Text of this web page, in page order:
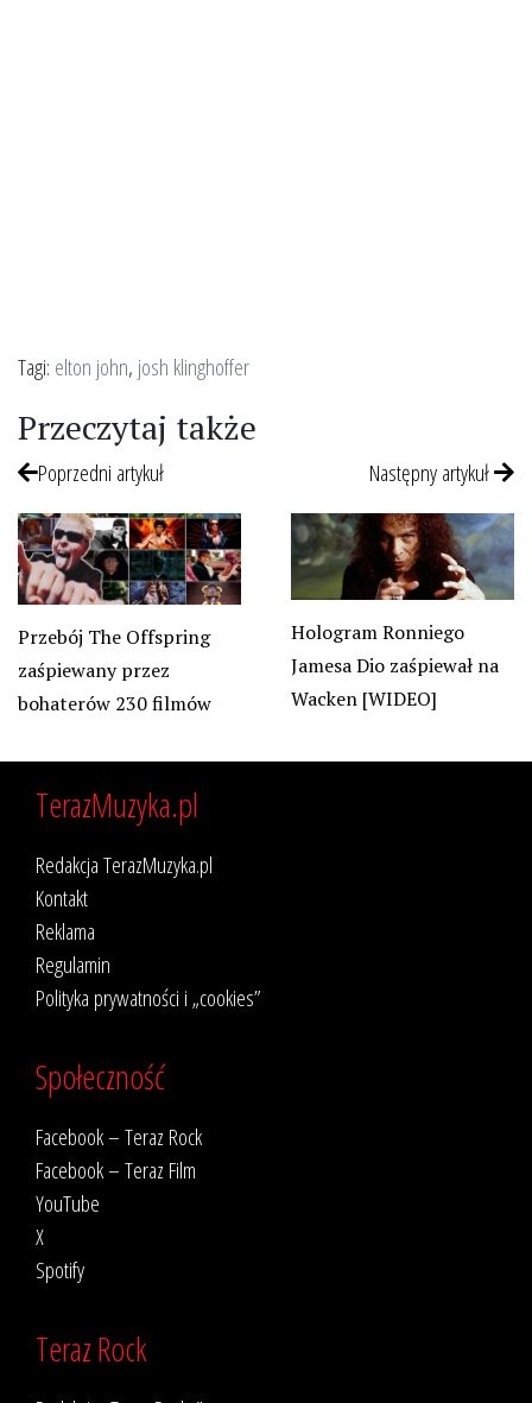
Tagi: elton john, josh klinghoffer
Przeczytaj także
Poprzedni artykuł
Przebój The Offspring
zaśpiewany przez
bohaterów 230 filmów
Następny artykuł
Hologram Ronniego
Jamesa Dio zaśpiewał na
Wacken [WIDEO]
TerazMuzyka.pl
Redakcja TerazMuzyka.pl
Kontakt
Reklama
Regulamin
Polityka prywatności i „cookies”
Społeczność
Facebook – Teraz Rock
Facebook – Teraz Film
YouTube
X
Spotify
Teraz Rock